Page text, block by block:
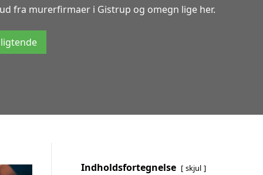
fra murerfirmaer i Gistrup og omegn lige her.
Indholdsfortegnelse skjul